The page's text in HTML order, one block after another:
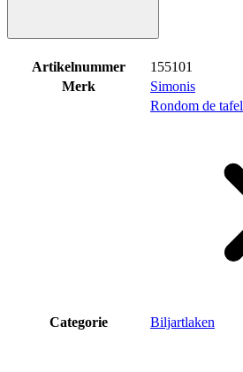
Artikelnummer
155101
Merk
Simonis
Categorie
Rondom de tafel
Biljartlaken